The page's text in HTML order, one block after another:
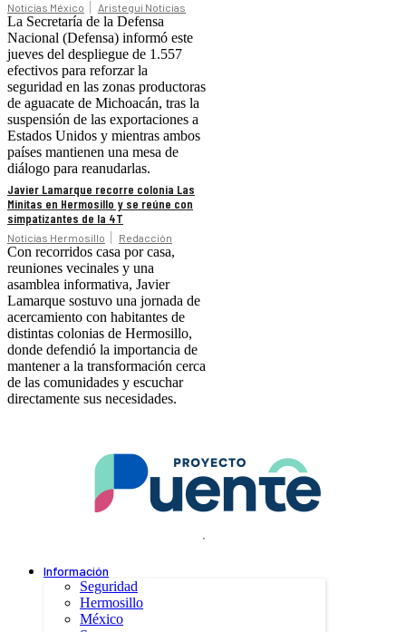
Noticias México Aristegui Noticias
La Secretaría de la Defensa
Nacional (Defensa) informó este
jueves del despliegue de 1.557
efectivos para reforzar la
seguridad en las zonas productoras
de aguacate de Michoacán, tras la
suspensión de las exportaciones a
Estados Unidos y mientras ambos
países mantienen una mesa de
diálogo para reanudarlas.
Javier Lamarque recorre colonia Las
Minitas en Hermosillo y se reúne con
simpatizantes de la 4T
Noticias Hermosillo Redacción
Con recorridos casa por casa,
reuniones vecinales y una
asamblea informativa, Javier
Lamarque sostuvo una jornada de
acercamiento con habitantes de
distintas colonias de Hermosillo,
donde defendió la importancia de
mantener a la transformación cerca
de las comunidades y escuchar
directamente sus necesidades.
.
Información
Seguridad
Hermosillo
México